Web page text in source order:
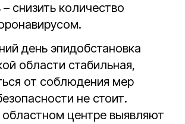
снизить количество
день эпидобстановка
области стабильная,
от соблюдения мер
не стоит.
центре выявляют